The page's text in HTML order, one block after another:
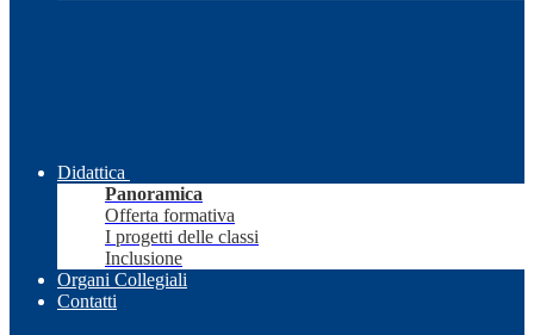
Didattica
Panoramica
Offerta formativa
I progetti delle classi
Inclusione
Organi Collegiali
Contatti